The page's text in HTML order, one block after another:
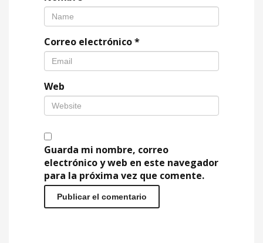
Correo electrónico*
Web
Guarda mi nombre, correo
electrónico y web en este navegador
para la próxima vez que comente.